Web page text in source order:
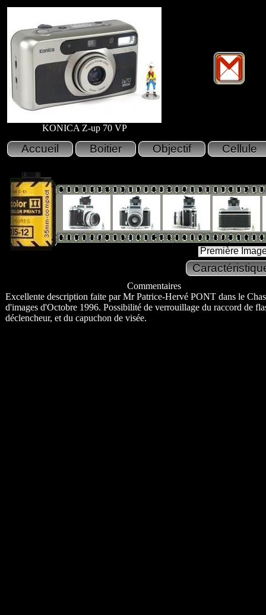
KONICA Z-up 70 VP
Première
Commentaires
Excellente description faite par Mr Patrice-Hervé PONT dans le
d'images d'Octobre 1996. Possibilité de verrouillage du raccord de
déclencheur, et du capuchon de visée.